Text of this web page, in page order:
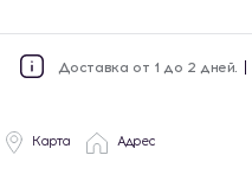
Доставка от 1 до 2 дней.
Карта Адрес